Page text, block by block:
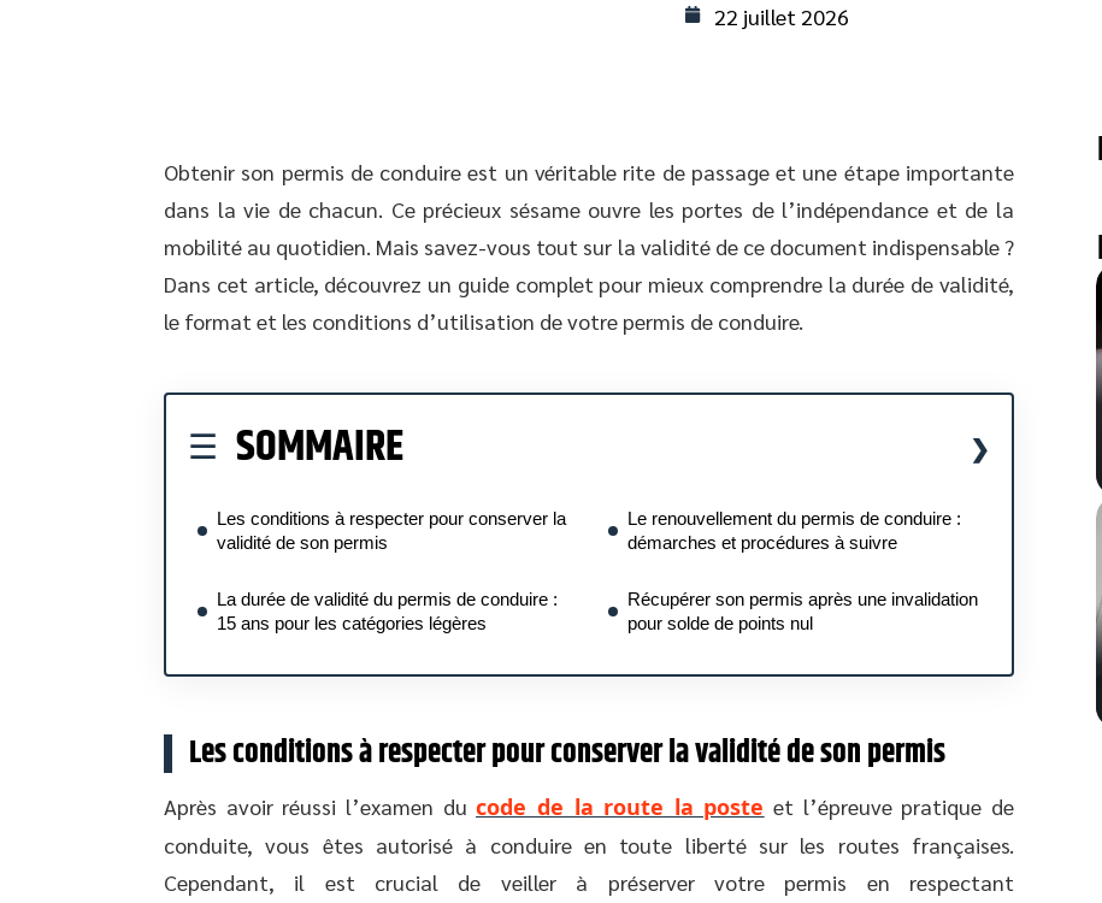
22 juillet 2026
Obtenir son permis de conduire est un véritable rite de passage et une étape importante
dans la vie de chacun. Ce précieux sésame ouvre les portes de l’indépendance et de la
mobilité au quotidien. Mais savez-vous tout sur la validité de ce document indispensable ?
Dans cet article, découvrez un guide complet pour mieux comprendre la durée de validité,
le format et les conditions d’utilisation de votre permis de conduire.
SOMMAIRE
Les conditions à respecter pour conserver la
validité de son permis
La durée de validité du permis de conduire :
15 ans pour les catégories légères
Le renouvellement du permis de conduire :
démarches et procédures à suivre
Récupérer son permis après une invalidation
pour solde de points nul
Les conditions à respecter pour conserver la validité de son permis
Après avoir réussi l’examen ducode de la route la poste et l’épreuve pratique de
conduite, vous êtes autorisé à conduire en toute liberté sur les routes françaises.
Cependant, il est crucial de veiller à préserver votre permis en respectant